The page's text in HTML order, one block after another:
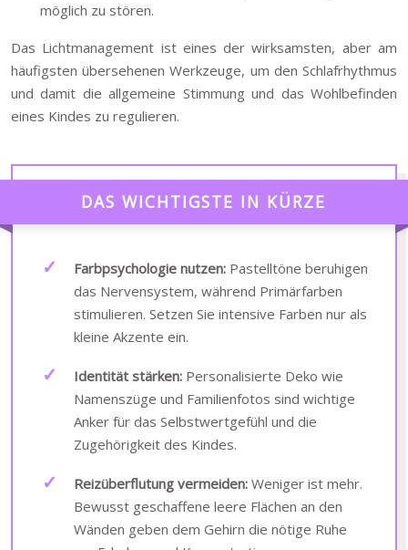
möglich zu stören.
Das Lichtmanagement ist eines der wirksamsten, aber am
häufigsten übersehenen Werkzeuge, um den Schlafrhythmus
und damit die allgemeine Stimmung und das Wohlbefinden
eines Kindes zu regulieren.
DAS WICHTIGSTE IN KÜRZE
Farbpsychologie nutzen: Pastelltöne beruhigen
das Nervensystem, während Primärfarben
stimulieren. Setzen Sie intensive Farben nur als
kleine Akzente ein.
Identität stärken: Personalisierte Deko wie
Namenszüge und Familienfotos sind wichtige
Anker für das Selbstwertgefühl und die
Zugehörigkeit des Kindes.
Reizüberflutung vermeiden: Weniger ist mehr.
Bewusst geschaffene leere Flächen an den
Wänden geben dem Gehirn die nötige Ruhe